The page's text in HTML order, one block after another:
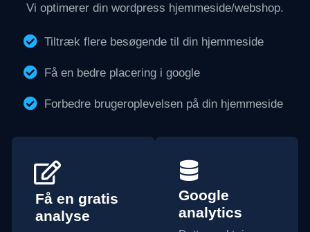
Vi optimerer din wordpress hjemmeside/webshop.
Tiltræk flere besøgende til din hjemmeside
Få en bedre placering i google
Forbedre brugeroplevelsen på din hjemmeside
Få en gratis
analyse
Google
analytics